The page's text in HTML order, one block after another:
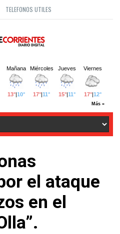
TELEFONOS UTILES
el ataque
en el